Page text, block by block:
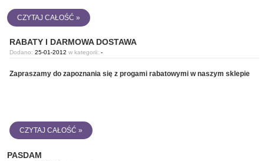
CZYTAJ CAŁOŚĆ »
RABATY I DARMOWA DOSTAWA
Dodano:25-01-2012 w kategorii:-
Zapraszamy do zapoznania się z progami rabatowymi w naszym sklepie
CZYTAJ CAŁOŚĆ »
PASDAM